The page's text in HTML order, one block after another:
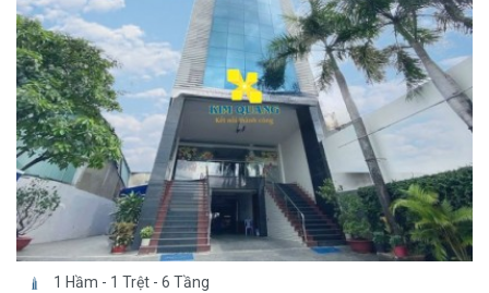
1 Hầm - 1 Trệt - 6 Tầng